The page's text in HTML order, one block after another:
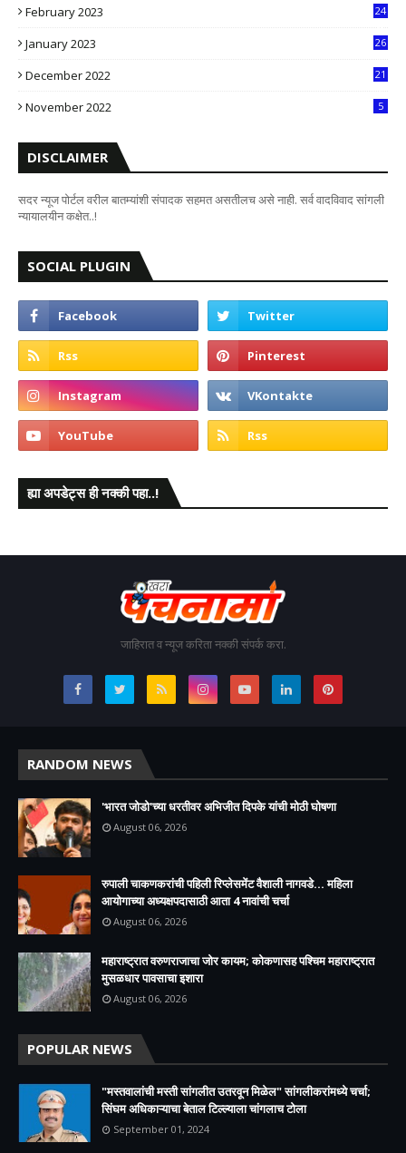
February 2023
24
January 2023
26
December 2022
21
November 2022 5
DISCLAIMER
सदर न्यूज पोर्टल वरील बातम्यांशी संपादक सहमत असतीलच असे नाही. सर्व वादविवाद सांगली
न्यायालयीन कक्षेत..!
SOCIAL PLUGIN
ह्या अपडेट्स ही नक्की पहा..!
जाहिरात व न्यूज करिता नक्की संपर्क करा.
RANDOM NEWS
'भारत जोडो'च्या धरतीवर अभिजीत दिपके यांची मोठी घोषणा
August 06, 2026
रुपाली चाकणकरांची पहिली रिप्लेसमेंट वैशाली नागवडे... महिला
आयोगाच्या अध्यक्षपदासाठी आता 4 नावांची चर्चा
August 06, 2026
महाराष्ट्रात वरुणराजाचा जोर कायम; कोकणासह पश्चिम महाराष्ट्रात
मुसळधार पावसाचा इशारा
August 06, 2026
POPULAR NEWS
"मस्तवालांची मस्ती सांगलीत उतरवून मिळेल" सांगलीकरांमध्ये चर्चा;
सिंघम अधिकाऱ्याचा बेताल टिल्ल्याला चांगलाच टोला
September 01, 2024